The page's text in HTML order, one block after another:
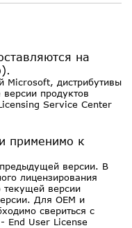
на
Microsoft, дистрибутивы
продуктов
Service Center
применимо к
версии. В
лицензирования
текущей версии
Для OEM и
свериться с
End User License